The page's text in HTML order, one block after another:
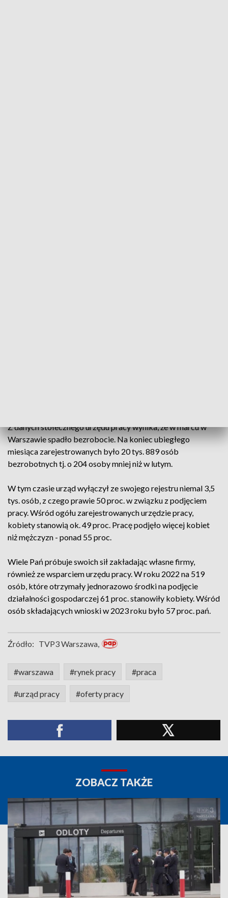
Z danych stołecznego urzędu pracy wynika, że w marcu w
Warszawie spadło bezrobocie. Na koniec ubiegłego
miesiąca zarejestrowanych było 20 tys. 889 osób
bezrobotnych tj. o 204 osoby mniej niż w lutym.
W tym czasie urząd wyłączył ze swojego rejestru niemal 3,5
tys. osób, z czego prawie 50 proc. w związku z podjęciem
pracy. Wśród ogółu zarejestrowanych urzędzie pracy,
kobiety stanowią ok. 49 proc. Pracę podjęło więcej kobiet
niż mężczyzn - ponad 55 proc.
Wiele Pań próbuje swoich sił zakładając własne firmy,
również ze wsparciem urzędu pracy. W roku 2022 na 519
osób, które otrzymały jednorazowo środki na podjęcie
działalności gospodarczej 61 proc. stanowiły kobiety. Wśród
osób składających wnioski w 2023 roku było 57 proc. pań.
Źródło: TVP3 Warszawa,
#warszawa #rynek pracy #praca
#urząd pracy #oferty pracy
ZOBACZ TAKŻE